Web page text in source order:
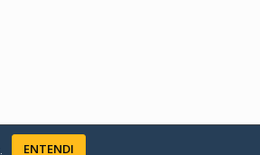
ENTENDI